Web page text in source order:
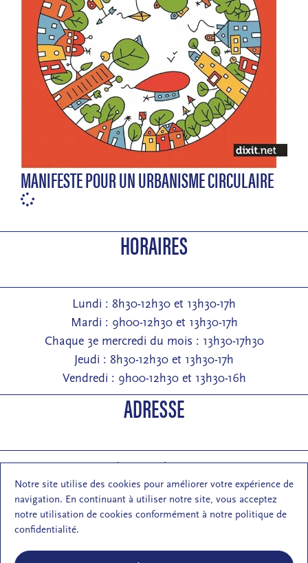
Notre site utilise des cookies pour améliorer votre expérience de
navigation. En continuant à utiliser notre site, vous acceptez
notre utilisation de cookies conformément à notre politique de
confidentialité.
MANIFESTE POUR UN URBANISME CIRCULAIRE
HORAIRES
Lundi : 8h30-12h30 et 13h30-17h
Mardi : 9h00-12h30 et 13h30-17h
Chaque 3e mercredi du mois : 13h30-17h30
Jeudi : 8h30-12h30 et 13h30-17h
Vendredi : 9h00-12h30 et 13h30-16h
ADRESSE
Entrée : 2 rue de Pontarlier 25000 Besançon
Courrier : 1 rue des Martelots 25000 Besançon
E-mail : contact (at) maisondelarchi-fc.fr